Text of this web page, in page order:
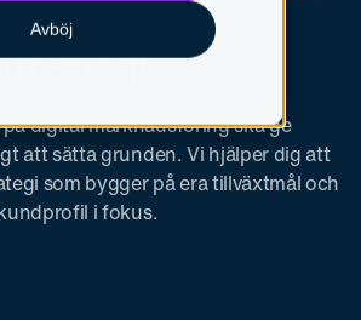
Avböj
digital marknadsföring ska ge
att sätta grunden. Vi hjälper dig att
som bygger på era tillväxtmål och
i fokus.